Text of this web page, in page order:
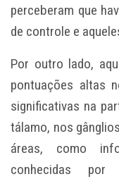
perceberam que
de controle e
Por outro lado,
pontuações altas
significativas na
tálamo, nos
áreas, como
conhecidas